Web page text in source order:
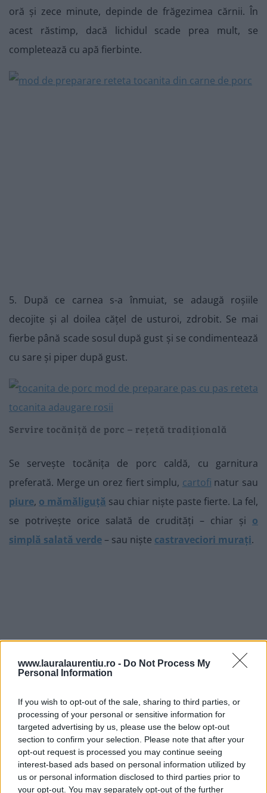
www.lauralaurentiu.ro - Do Not Process My
Personal Information
If you wish to opt-out of the sale, sharing to third parties, or
processing of your personal or sensitive information for
targeted advertising by us, please use the below opt-out
section to confirm your selection. Please note that after your
opt-out request is processed you may continue seeing
interest-based ads based on personal information utilized by
us or personal information disclosed to third parties prior to
your opt-out. You may separately opt-out of the further
oră și zece minute, depinde de frăgezimea cărnii. În
acest răstimp, dacă lichidul scade prea mult, se
completează cu apă fierbinte.
5. După ce carnea s-a înmuiat, se adaugă roșiile
decojite și al doilea cățel de usturoi, zdrobit. Se mai
fierbe până scade sosul după gust și se condimentează
cu sare și piper după gust.
Servire tocăniță de porc – rețetă tradițională
Se servește tocănița de porc caldă, cu garnitura
preferată. Merge un orez fiert simplu, cartofi natur sau
piure, o mămăliguță sau chiar niște paste fierte. La fel,
se potrivește orice salată de crudități – chiar și o
simplă salată verde – sau niște castraveciori murați.